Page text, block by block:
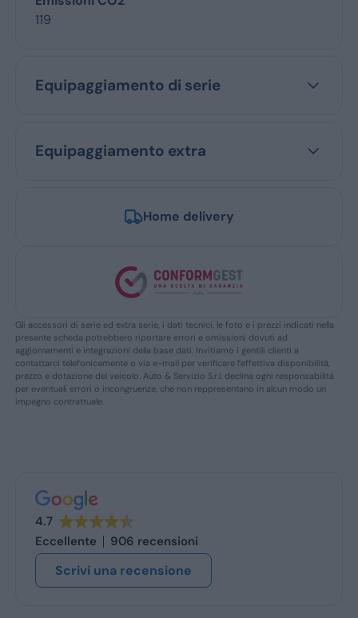
119
Equipaggiamento di serie
Equipaggiamento extra
Home delivery
Gli accessori di serie ed extra serie, i dati tecnici, le foto e i prezzi indicati nella
presente scheda potrebbero riportare errori e omissioni dovuti ad
aggiornamenti e integrazioni della base dati. Invitiamo i gentili clienti a
contattarci telefonicamente o via e-mail per verificare l’effettiva disponibilità,
prezzo e dotazione del veicolo. Auto & Servizio S.r.l. declina ogni responsabilità
per eventuali errori o incongruenze, che non reppresentano in alcun modo un
impegno contrattuale.
4.7
Eccellente
906 recensioni
Scrivi una recensione